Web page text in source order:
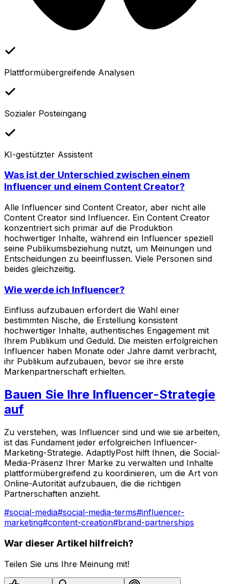
Plattformübergreifende Analysen
Sozialer Posteingang
KI-gestützter Assistent
Was ist der Unterschied zwischen einem
Influencer und einem Content Creator?
Alle Influencer sind Content Creator, aber nicht alle
Content Creator sind Influencer. Ein Content Creator
konzentriert sich primär auf die Produktion
hochwertiger Inhalte, während ein Influencer speziell
seine Publikumsbeziehung nutzt, um Meinungen und
Entscheidungen zu beeinflussen. Viele Personen sind
beides gleichzeitig.
Wie werde ich Influencer?
Einfluss aufzubauen erfordert die Wahl einer
bestimmten Nische, die Erstellung konsistent
hochwertiger Inhalte, authentisches Engagement mit
Ihrem Publikum und Geduld. Die meisten erfolgreichen
Influencer haben Monate oder Jahre damit verbracht,
ihr Publikum aufzubauen, bevor sie ihre erste
Markenpartnerschaft erhielten.
Bauen Sie Ihre Influencer-Strategie
auf
Zu verstehen, was Influencer sind und wie sie arbeiten,
ist das Fundament jeder erfolgreichen Influencer-
Marketing-Strategie. AdaptlyPost hilft Ihnen, die Social-
Media-Präsenz Ihrer Marke zu verwalten und Inhalte
plattformübergreifend zu koordinieren, um die Art von
Online-Autorität aufzubauen, die die richtigen
Partnerschaften anzieht.
#social-media#social-media-terms#influencer-
marketing#content-creation#brand-partnerships
War dieser Artikel hilfreich?
Teilen Sie uns Ihre Meinung mit!